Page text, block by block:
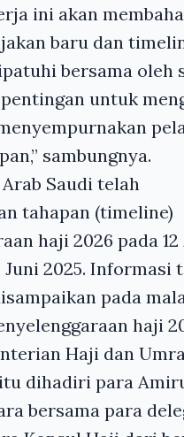
ini akan
baru dan
bersama oleh
untuk
sambungnya.
Saudi telah
tahapan (timeline)
haji 2026 pada
Juni 2025. Informasi
pada
haji
Haji dan
dihadiri para
bersama para